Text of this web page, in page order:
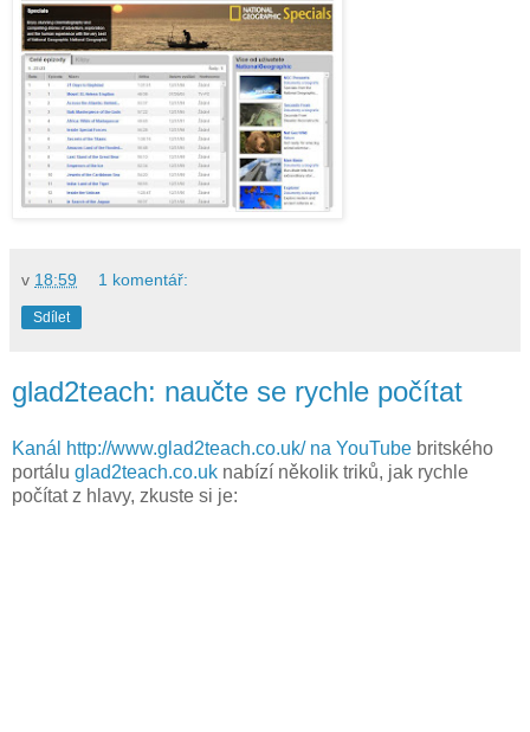
v 18:59 1 komentář:
Sdílet
glad2teach: naučte se rychle počítat
Kanál http://www.glad2teach.co.uk/ na YouTube britského
portálu glad2teach.co.uk nabízí několik triků, jak rychle
počítat z hlavy, zkuste si je: